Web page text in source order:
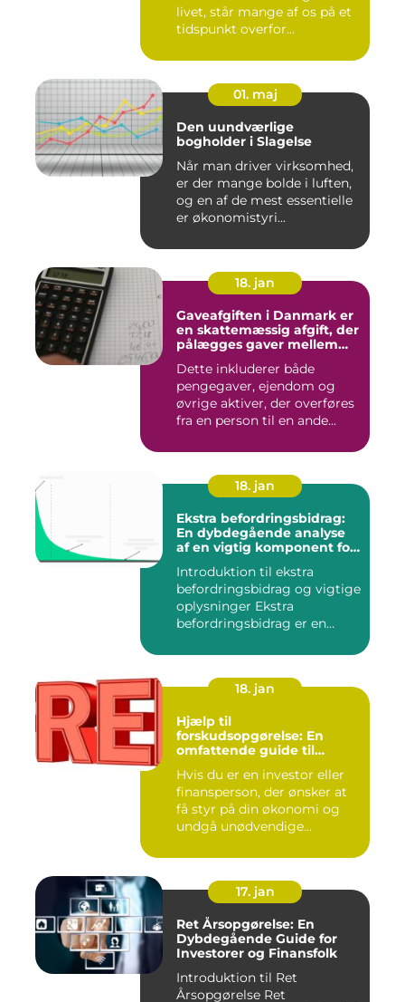
livet, står mange af os på et
tidspunkt overfor...
01. maj
Den uundværlige
bogholder i Slagelse
Når man driver virksomhed,
er der mange bolde i luften,
og en af de mest essentielle
er økonomistyri...
18. jan
Gaveafgiften i Danmark er
en skattemæssig afgift, der
pålægges gaver mellem
Dette inkluderer både
pengegaver, ejendom og
øvrige aktiver, der overføres
fra en person til en ande...
18. jan
Ekstra befordringsbidrag:
En dybdegående analyse
af en vigtig komponent for
Introduktion til ekstra
befordringsbidrag og vigtige
oplysninger Ekstra
befordringsbidrag er en
18. jan
Hjælp til
forskudsopgørelse: En
omfattende guide til
Hvis du er en investor eller
finansperson, der ønsker at
få styr på din økonomi og
undgå unødvendige...
17. jan
Ret Årsopgørelse: En
Dybdegående Guide for
Investorer og Finansfolk
Introduktion til Ret
Årsopgørelse Ret